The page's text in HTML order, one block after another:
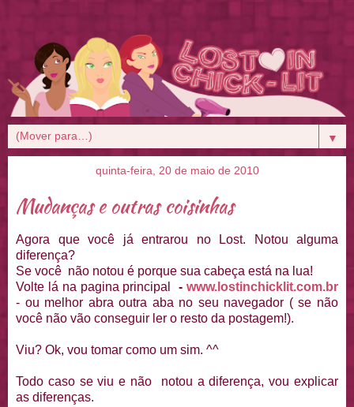
▼
quinta-feira, 20 de maio de 2010
Mudanças e outras coisinhas
Agora que você já entrarou no Lost. Notou alguma
diferença?
Se você não notou é porque sua cabeça está na lua!
Volte lá na pagina principal-www.lostinchicklit.com.br
- ou melhor abra outra aba no seu navegador ( se não
você não vão conseguir ler o resto da postagem!).
Viu? Ok, vou tomar como um sim. ^^
Todo caso se viu e não notou a diferença, vou explicar
as diferenças.